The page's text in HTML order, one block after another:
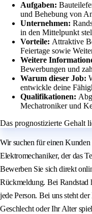
Aufgaben:
und Behebung von
Unternehmen:
in den Mittelpunkt
Vorteile: Attraktive
Feiertage sowie
Weitere
Bewerbungen und
Warum dieser Job:
entwickle deine
Qualifikationen:
Mechatroniker und
Das prognostizierte Gehalt
Wir suchen für einen
Elektromechaniker, der das
Bewerben Sie sich direkt
Rückmeldung. Bei Randstad
jede Person. Bei uns steht
Geschlecht oder Ihr Alter